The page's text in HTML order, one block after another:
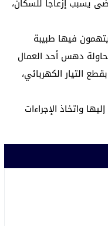
يسبب إزعاجا للسكان،
فيها طبيبة
دهس أحد العمال
التيار الكهربائي،
واتخاذ الإجراءات